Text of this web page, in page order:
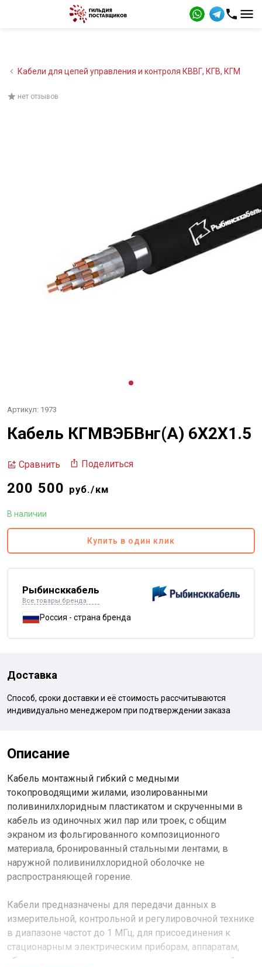
Кабели для цепей управления и контроля КВВГ, КГВ, КГМ
нет отзывов
Артикул: 1973
Кабель КГМВЭБВнг(А) 6Х2Х1.5
Сравнить Поделиться
200 500 руб./км
В наличии
Купить в один клик
Рыбинсккабель
Все товары бренда
Россия - страна бренда
Доставка
Способ, сроки доставки и её стоимость рассчитываются
индивидуально менеджером при подтверждении заказа
Описание
Кабель монтажный гибкий с медными
токопроводящими жилами, изолированными
поливинилхлоридным пластикатом и скрученными в
кабель из одиночных жил пар или троек, с общим
экраном из фольгированного композиционного
материала, бронированный стальными лентами, в
наружной поливинилхлоридной оболочке не
распространяющей горение.
Кабели предназначены для передачи данных в
измерительной, контрольной и регулировочной технике
в диапазоне частот до 1 МГц, для присоединения к
стационарным электрическим приборам, аппаратам,
сборкам электрических распределительных устройств